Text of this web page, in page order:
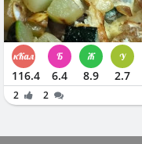
116.4 6.4 8.9 2.7
2 2